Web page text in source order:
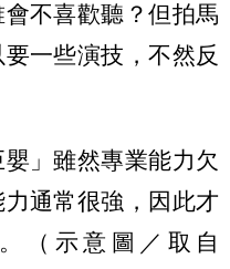
不喜歡聽？但拍馬
一些演技，不然反
」雖然專業能力欠
通常很強，因此才
（示意圖／取自